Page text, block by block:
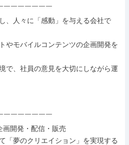
￣￣￣￣￣￣￣
、人々に「感動」を与える会社で
やモバイルコンテンツの企画開発を
で、社員の意見を大切にしながら運
￣￣￣￣￣￣￣
画開発・配信・販売
「夢のクリエイション」を実現する